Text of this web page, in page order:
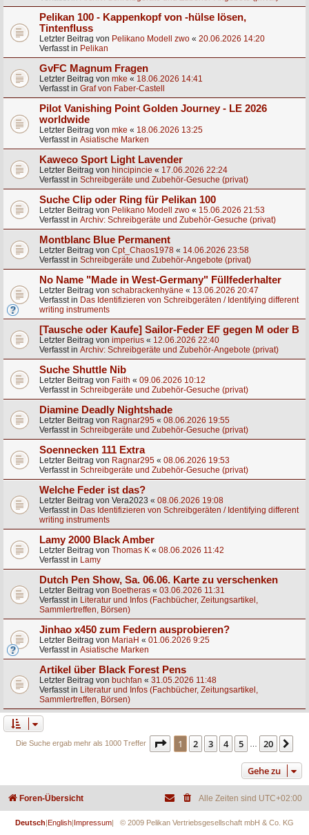
Pelikan 100 - Kappenkopf von -hülse lösen,
Tintenfluss
Letzter Beitrag von Pelikano Modell zwo « 20.06.2026 14:20
Verfasst in Pelikan
GvFC Magnum Fragen
Letzter Beitrag von mke « 18.06.2026 14:41
Verfasst in Graf von Faber-Castell
Pilot Vanishing Point Golden Journey - LE 2026
worldwide
Letzter Beitrag von mke « 18.06.2026 13:25
Verfasst in Asiatische Marken
Kaweco Sport Light Lavender
Letzter Beitrag von hincipincie « 17.06.2026 22:24
Verfasst in Schreibgeräte und Zubehör-Gesuche (privat)
Suche Clip oder Ring für Pelikan 100
Letzter Beitrag von Pelikano Modell zwo « 15.06.2026 21:53
Verfasst in Archiv: Schreibgeräte und Zubehör-Gesuche (privat)
Montblanc Blue Permanent
Letzter Beitrag von Cpt_Chaos1978 « 14.06.2026 23:58
Verfasst in Schreibgeräte und Zubehör-Angebote (privat)
No Name "Made in West-Germany" Füllfederhalter
Letzter Beitrag von schabrackenhyäne « 13.06.2026 20:47
Verfasst in Das Identifizieren von Schreibgeräten / Identifying different
writing instruments
[Tausche oder Kaufe] Sailor-Feder EF gegen M oder B
Letzter Beitrag von imperius « 12.06.2026 22:40
Verfasst in Archiv: Schreibgeräte und Zubehör-Angebote (privat)
Suche Shuttle Nib
Letzter Beitrag von Faith « 09.06.2026 10:12
Verfasst in Schreibgeräte und Zubehör-Gesuche (privat)
Diamine Deadly Nightshade
Letzter Beitrag von Ragnar295 « 08.06.2026 19:55
Verfasst in Schreibgeräte und Zubehör-Gesuche (privat)
Soennecken 111 Extra
Letzter Beitrag von Ragnar295 « 08.06.2026 19:53
Verfasst in Schreibgeräte und Zubehör-Gesuche (privat)
Welche Feder ist das?
Letzter Beitrag von Vera2023 « 08.06.2026 19:08
Verfasst in Das Identifizieren von Schreibgeräten / Identifying different
writing instruments
Lamy 2000 Black Amber
Letzter Beitrag von Thomas K « 08.06.2026 11:42
Verfasst in Lamy
Dutch Pen Show, Sa. 06.06. Karte zu verschenken
Letzter Beitrag von Boetheras « 03.06.2026 11:31
Verfasst in Literatur und Infos (Fachbücher, Zeitungsartikel,
Sammlertreffen, Börsen)
Jinhao x450 zum Federn ausprobieren?
Letzter Beitrag von MariaH « 01.06.2026 9:25
Verfasst in Asiatische Marken
Artikel über Black Forest Pens
Letzter Beitrag von buchfan « 31.05.2026 11:48
Verfasst in Literatur und Infos (Fachbücher, Zeitungsartikel,
Sammlertreffen, Börsen)
Die Suche ergab mehr als 1000 Treffer Seite 1von 20
1 2 3 4 5 … 20
Gehe zu
Foren-Übersicht Alle Zeiten sind UTC+02:00
Deutsch English Impressum | © 2009 Pelikan Vertriebsgesellschaft mbH & Co. KG